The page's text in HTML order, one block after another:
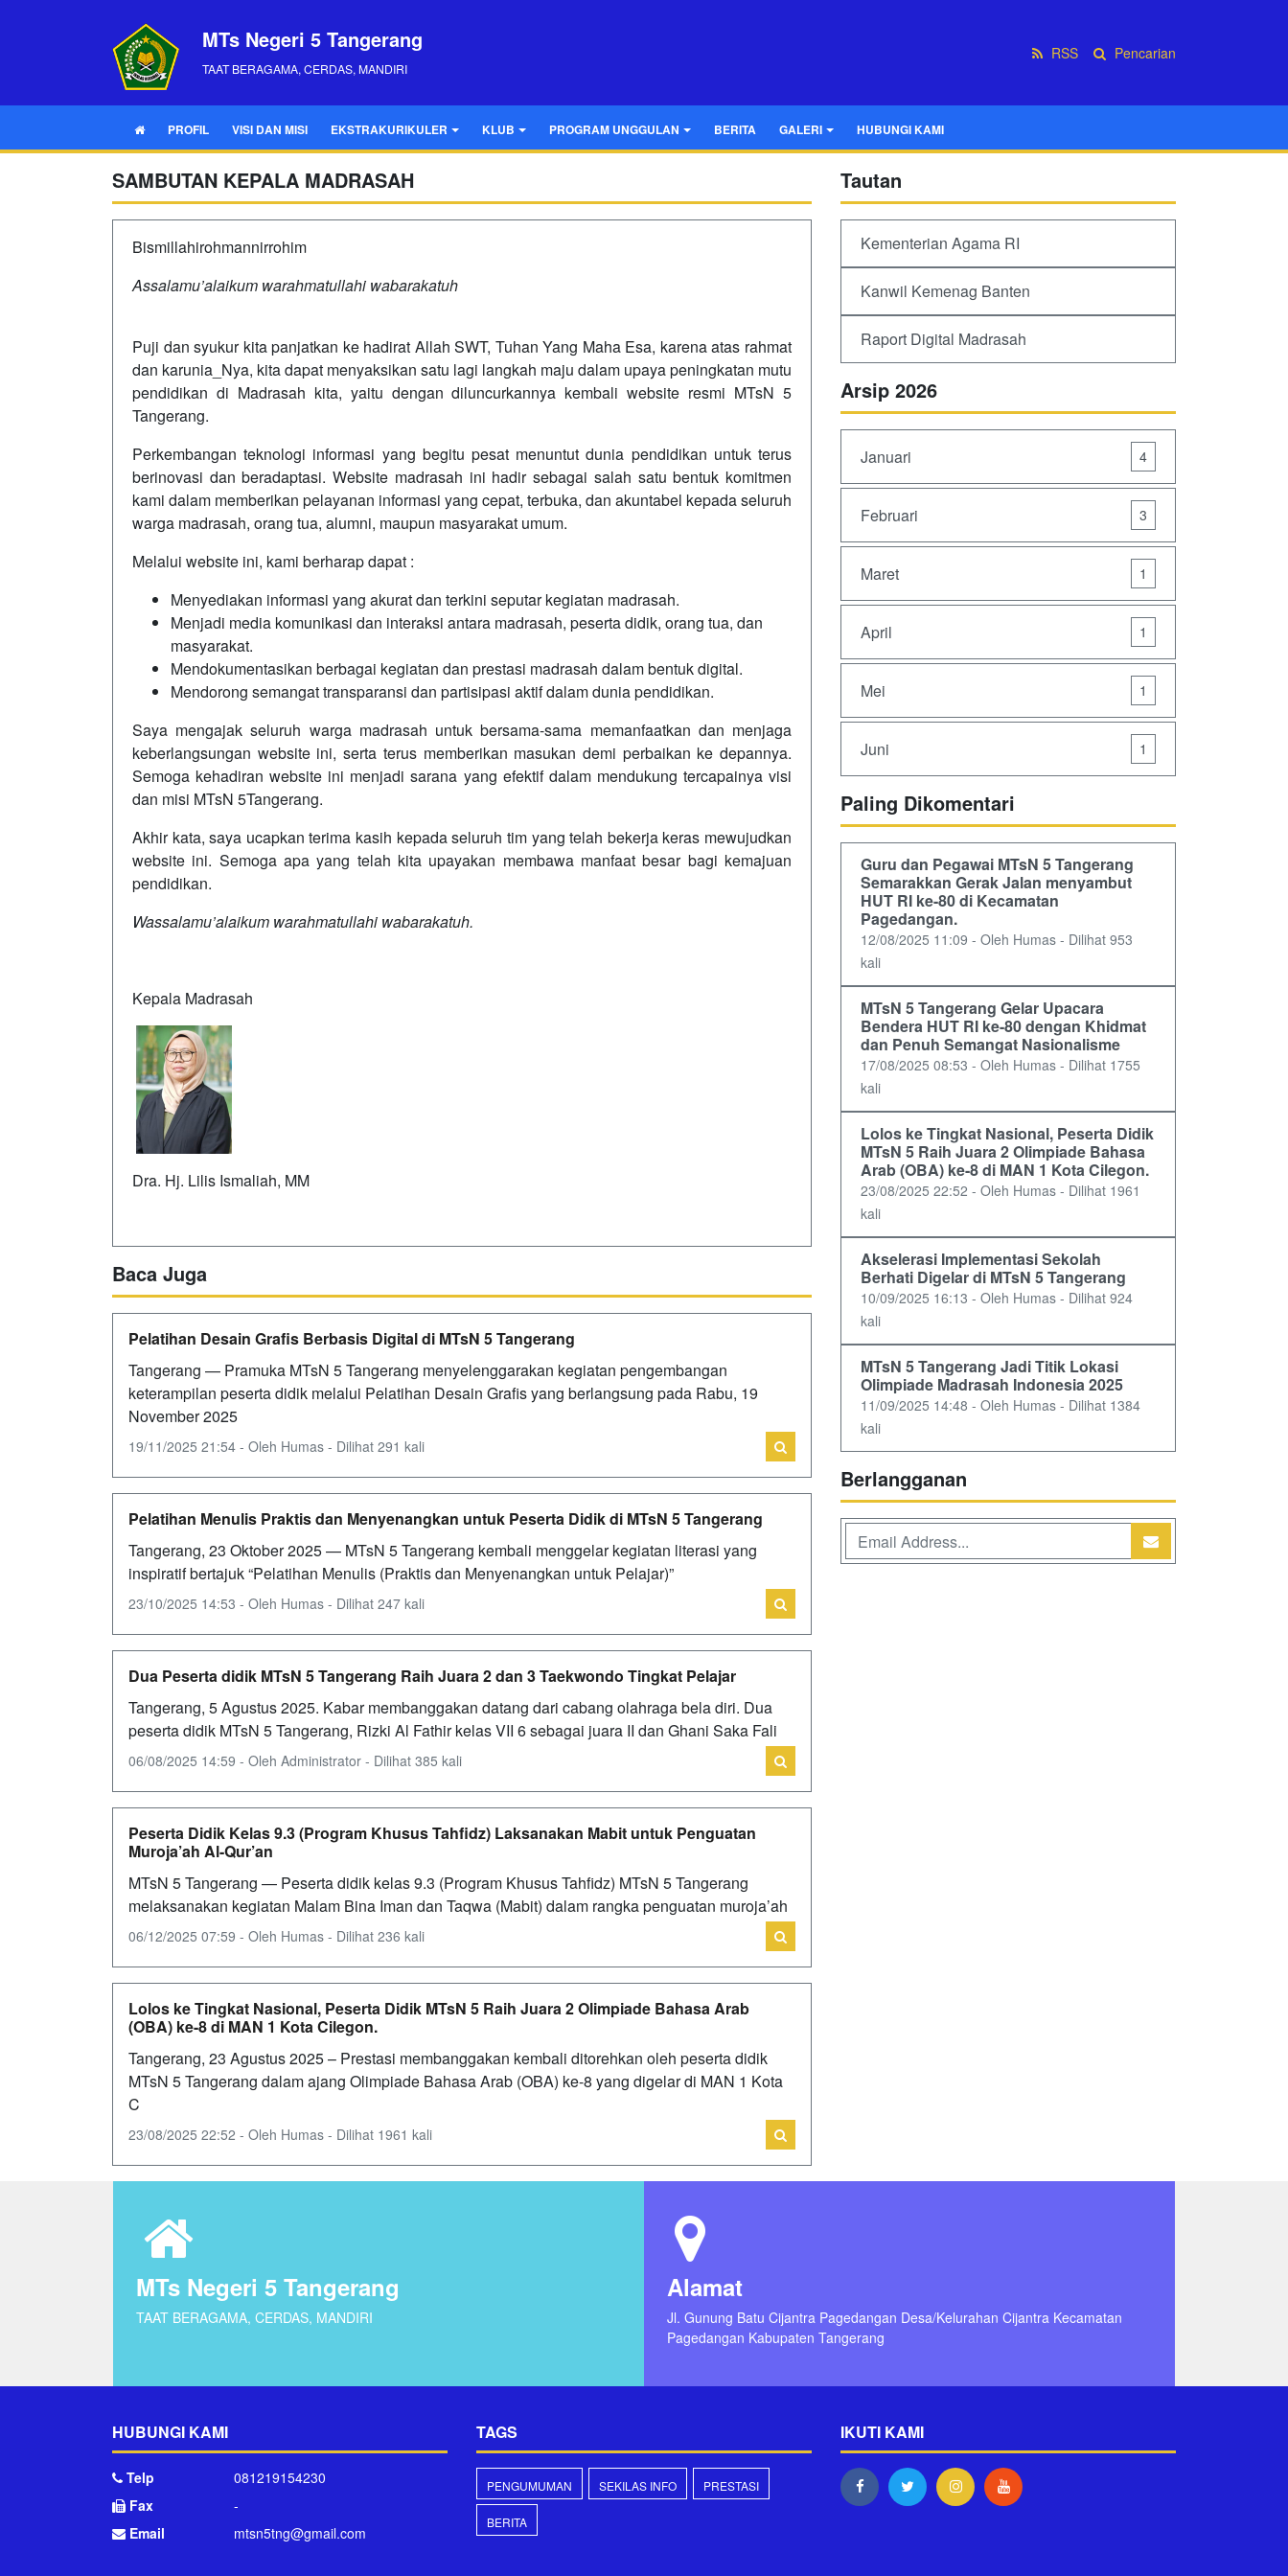
MTs Negeri 5 Tangerang
TAAT BERAGAMA, CERDAS, MANDIRI
RSS Pencarian
PROFIL VISI DAN MISI EKSTRAKURIKULER KLUB PROGRAM UNGGULAN BERITA GALERI HUBUNGI KAMI
SAMBUTAN KEPALA MADRASAH
Bismillahirohmannirrohim
Assalamu’alaikum warahmatullahi wabarakatuh
Puji dan syukur kita panjatkan ke hadirat Allah SWT, Tuhan Yang Maha Esa, karena atas rahmat
dan karunia_Nya, kita dapat menyaksikan satu lagi langkah maju dalam upaya peningkatan mutu
pendidikan di Madrasah kita, yaitu dengan diluncurkannya kembali website resmi MTsN 5
Tangerang.
Perkembangan teknologi informasi yang begitu pesat menuntut dunia pendidikan untuk terus
berinovasi dan beradaptasi. Website madrasah ini hadir sebagai salah satu bentuk komitmen
kami dalam memberikan pelayanan informasi yang cepat, terbuka, dan akuntabel kepada seluruh
warga madrasah, orang tua, alumni, maupun masyarakat umum.
Melalui website ini, kami berharap dapat :
Menyediakan informasi yang akurat dan terkini seputar kegiatan madrasah.
Menjadi media komunikasi dan interaksi antara madrasah, peserta didik, orang tua, dan
masyarakat.
Mendokumentasikan berbagai kegiatan dan prestasi madrasah dalam bentuk digital.
Mendorong semangat transparansi dan partisipasi aktif dalam dunia pendidikan.
Saya mengajak seluruh warga madrasah untuk bersama-sama memanfaatkan dan menjaga
keberlangsungan website ini, serta terus memberikan masukan demi perbaikan ke depannya.
Semoga kehadiran website ini menjadi sarana yang efektif dalam mendukung tercapainya visi
dan misi MTsN 5Tangerang.
Akhir kata, saya ucapkan terima kasih kepada seluruh tim yang telah bekerja keras mewujudkan
website ini. Semoga apa yang telah kita upayakan membawa manfaat besar bagi kemajuan
pendidikan.
Wassalamu’alaikum warahmatullahi wabarakatuh.
Kepala Madrasah
Dra. Hj. Lilis Ismaliah, MM
Baca Juga
Pelatihan Desain Grafis Berbasis Digital di MTsN 5 Tangerang
Tangerang — Pramuka MTsN 5 Tangerang menyelenggarakan kegiatan pengembangan
keterampilan peserta didik melalui Pelatihan Desain Grafis yang berlangsung pada Rabu, 19
November 2025
19/11/2025 21:54 - Oleh Humas - Dilihat 291 kali
Pelatihan Menulis Praktis dan Menyenangkan untuk Peserta Didik di MTsN 5 Tangerang
Tangerang, 23 Oktober 2025 — MTsN 5 Tangerang kembali menggelar kegiatan literasi yang
inspiratif bertajuk “Pelatihan Menulis (Praktis dan Menyenangkan untuk Pelajar)”
23/10/2025 14:53 - Oleh Humas - Dilihat 247 kali
Dua Peserta didik MTsN 5 Tangerang Raih Juara 2 dan 3 Taekwondo Tingkat Pelajar
Tangerang, 5 Agustus 2025. Kabar membanggakan datang dari cabang olahraga bela diri. Dua
peserta didik MTsN 5 Tangerang, Rizki Al Fathir kelas VII 6 sebagai juara II dan Ghani Saka Fali
06/08/2025 14:59 - Oleh Administrator - Dilihat 385 kali
Peserta Didik Kelas 9.3 (Program Khusus Tahfidz) Laksanakan Mabit untuk Penguatan
Muroja’ah Al-Qur’an
MTsN 5 Tangerang — Peserta didik kelas 9.3 (Program Khusus Tahfidz) MTsN 5 Tangerang
melaksanakan kegiatan Malam Bina Iman dan Taqwa (Mabit) dalam rangka penguatan muroja’ah
06/12/2025 07:59 - Oleh Humas - Dilihat 236 kali
Lolos ke Tingkat Nasional, Peserta Didik MTsN 5 Raih Juara 2 Olimpiade Bahasa Arab
(OBA) ke-8 di MAN 1 Kota Cilegon.
Tangerang, 23 Agustus 2025 – Prestasi membanggakan kembali ditorehkan oleh peserta didik
MTsN 5 Tangerang dalam ajang Olimpiade Bahasa Arab (OBA) ke-8 yang digelar di MAN 1 Kota
C
23/08/2025 22:52 - Oleh Humas - Dilihat 1961 kali
Tautan
Kementerian Agama RI
Kanwil Kemenag Banten
Raport Digital Madrasah
Arsip 2026
Januari 4
Februari 3
Maret 1
April 1
Mei 1
Juni 1
Paling Dikomentari
Guru dan Pegawai MTsN 5 Tangerang
Semarakkan Gerak Jalan menyambut
HUT RI ke-80 di Kecamatan
Pagedangan.
12/08/2025 11:09 - Oleh Humas - Dilihat 953
kali
MTsN 5 Tangerang Gelar Upacara
Bendera HUT RI ke-80 dengan Khidmat
dan Penuh Semangat Nasionalisme
17/08/2025 08:53 - Oleh Humas - Dilihat 1755
kali
Lolos ke Tingkat Nasional, Peserta Didik
MTsN 5 Raih Juara 2 Olimpiade Bahasa
Arab (OBA) ke-8 di MAN 1 Kota Cilegon.
23/08/2025 22:52 - Oleh Humas - Dilihat 1961
kali
Akselerasi Implementasi Sekolah
Berhati Digelar di MTsN 5 Tangerang
10/09/2025 16:13 - Oleh Humas - Dilihat 924
kali
MTsN 5 Tangerang Jadi Titik Lokasi
Olimpiade Madrasah Indonesia 2025
11/09/2025 14:48 - Oleh Humas - Dilihat 1384
kali
Berlangganan
MTs Negeri 5 Tangerang
TAAT BERAGAMA, CERDAS, MANDIRI
Alamat
Jl. Gunung Batu Cijantra Pagedangan Desa/Kelurahan Cijantra Kecamatan
Pagedangan Kabupaten Tangerang
HUBUNGI KAMI
Telp
081219154230
Fax
-
Email
mtsn5tng@gmail.com
TAGS
PENGUMUMAN SEKILAS INFO PRESTASI
BERITA
IKUTI KAMI